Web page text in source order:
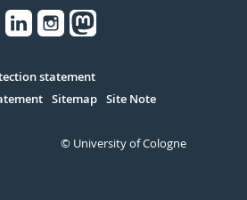
statement
Sitemap Site Note
© University of Cologne